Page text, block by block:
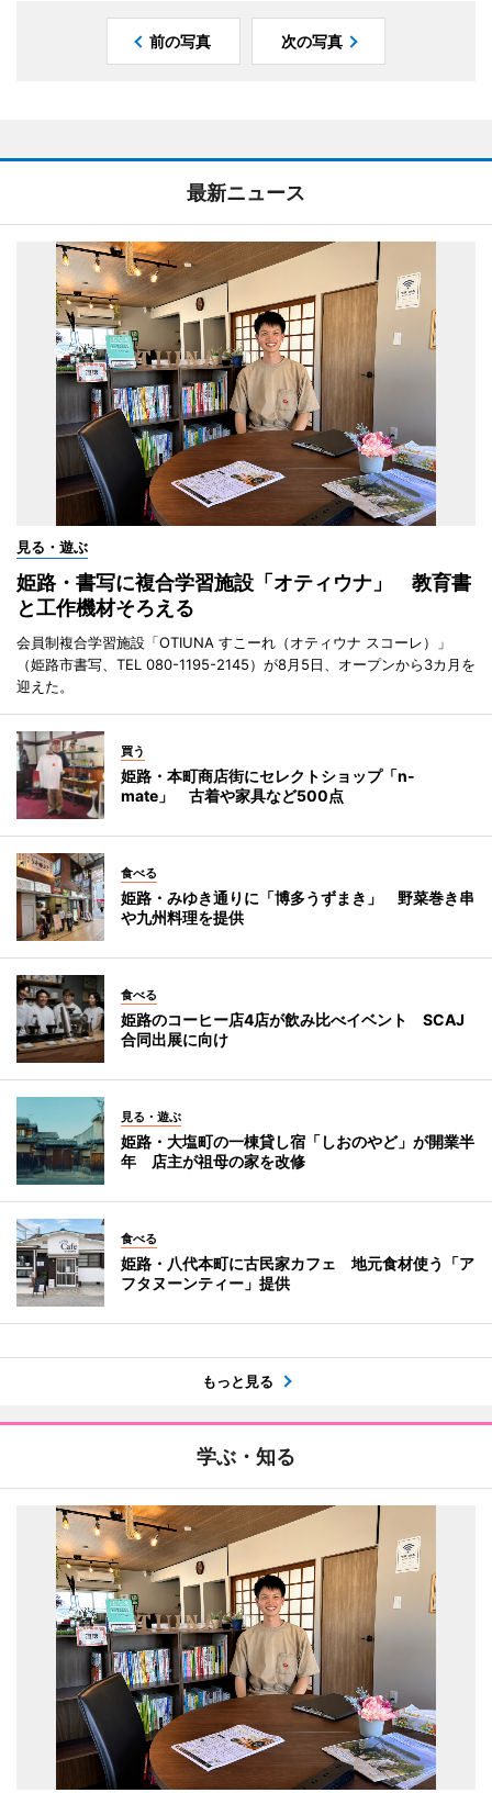
前の写真 次の写真
最新ニュース
見る・遊ぶ
姫路・書写に複合学習施設「オティウナ」 教育書
と工作機材そろえる
会員制複合学習施設「OTIUNA すこーれ（オティウナ スコーレ）」
（姫路市書写、TEL 080-1195-2145）が8月5日、オープンから3カ月を
迎えた。
買う
姫路・本町商店街にセレクトショップ「n-
mate」 古着や家具など500点
食べる
姫路・みゆき通りに「博多うずまき」 野菜巻き串
や九州料理を提供
食べる
姫路のコーヒー店4店が飲み比べイベント SCAJ
合同出展に向け
見る・遊ぶ
姫路・大塩町の一棟貸し宿「しおのやど」が開業半
年 店主が祖母の家を改修
食べる
姫路・八代本町に古民家カフェ 地元食材使う「ア
フタヌーンティー」提供
もっと見る
学ぶ・知る